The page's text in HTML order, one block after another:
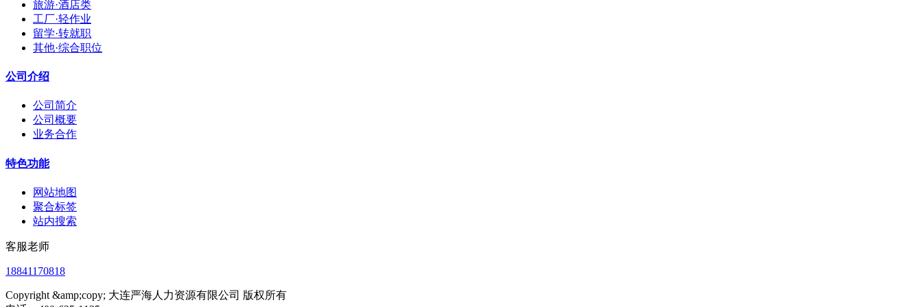
旅游·酒店类
工厂·轻作业
留学·转就职
其他·综合职位
公司介绍
公司简介
公司概要
业务合作
特色功能
网站地图
聚合标签
站内搜索
客服老师
18841170818
Copyright &amp;copy; 大连严海人力资源有限公司 版权所有